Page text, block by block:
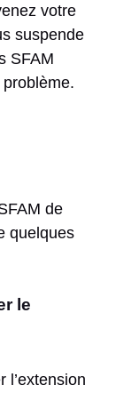
votre
suspende
SFAM
de
quelques
le
l’extension